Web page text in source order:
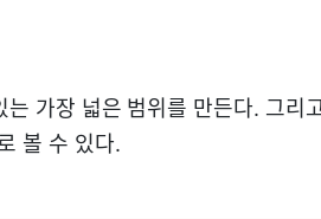
가장 넓은 범위를 만든다. 그리
볼 수 있다.